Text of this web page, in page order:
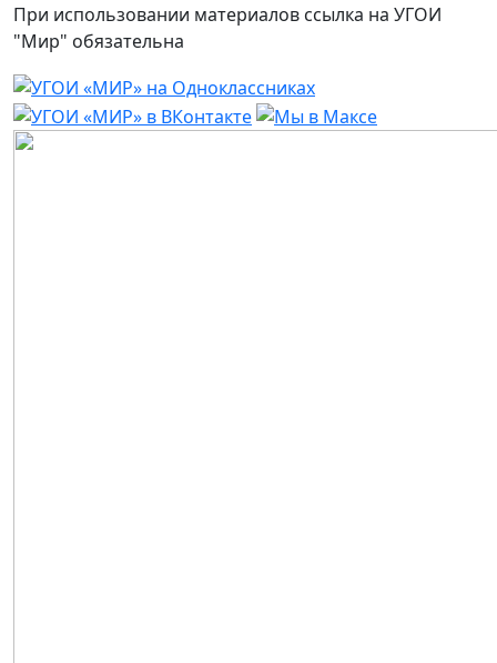
При использовании материалов ссылка на УГОИ
"Мир" обязательна